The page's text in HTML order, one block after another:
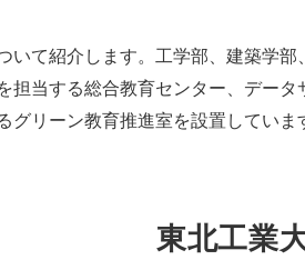
て紹介します。工学部、建築学部
担当する総合教育センター、デー
リーン教育推進室を設置していま
東北工業